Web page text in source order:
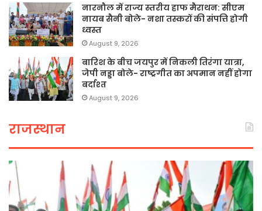
नारनौल में राज्य स्तरीय हाफ मैराथन: सीएम
नायब सैनी बोले- नशा तस्करों की संपत्ति होगी
ध्वस्त
August 9, 2026
बारिश के बीच जयपुर में निकली तिरंगा यात्रा,
जेपी नड्डा बोले- राष्ट्रगीत का अपमान नहीं होगा
बर्दाश्त
August 9, 2026
राजस्थान